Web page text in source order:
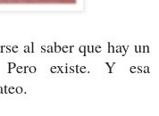
al saber que hay un
Pero existe. Y esa